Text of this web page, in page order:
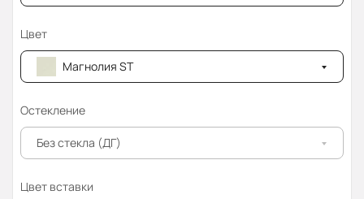
Цвет
Магнолия ST
Остекление
Без стекла (ДГ)
Цвет вставки